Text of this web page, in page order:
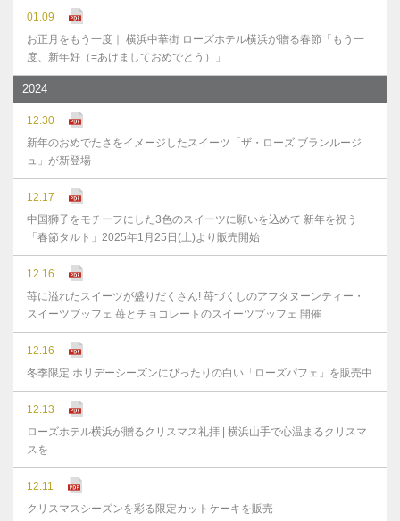
01.09
お正月をもう一度｜ 横浜中華街 ローズホテル横浜が贈る春節「もう一
度、新年好（=あけましておめでとう）」
2024
12.30
新年のおめでたさをイメージしたスイーツ「ザ・ローズ ブランルージ
ュ」が新登場
12.17
中国獅子をモチーフにした3色のスイーツに願いを込めて 新年を祝う
「春節タルト」2025年1月25日(土)より販売開始
12.16
苺に溢れたスイーツが盛りだくさん! 苺づくしのアフタヌーンティー・
スイーツブッフェ 苺とチョコレートのスイーツブッフェ 開催
12.16
冬季限定 ホリデーシーズンにぴったりの白い「ローズパフェ」を販売中
12.13
ローズホテル横浜が贈るクリスマス礼拝 | 横浜山手で心温まるクリスマ
スを
12.11
クリスマスシーズンを彩る限定カットケーキを販売